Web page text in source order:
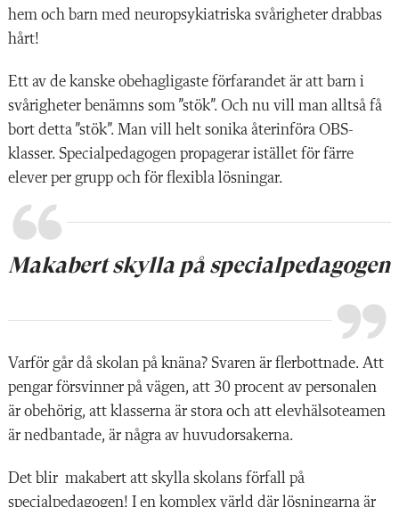
hem och barn med neuropsykiatriska svårigheter drabbas
hårt!
Ett av de kanske obehagligaste förfarandet är att barn i
svårigheter benämns som ”stök”. Och nu vill man alltså få
bort detta ”stök”. Man vill helt sonika återinföra OBS-
klasser. Specialpedagogen propagerar istället för färre
elever per grupp och för flexibla lösningar.
Makabert skylla på specialpedagogen
Varför går då skolan på knäna? Svaren är flerbottnade. Att
pengar försvinner på vägen, att 30 procent av personalen
är obehörig, att klasserna är stora och att elevhälsoteamen
är nedbantade, är några av huvudorsakerna.
Det blir makabert att skylla skolans förfall på
specialpedagogen! I en komplex värld där lösningarna är